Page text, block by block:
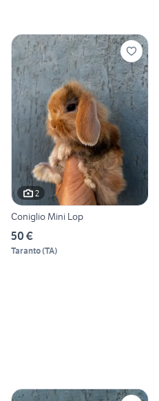
2
Coniglio Mini Lop
50 €
Taranto(TA)